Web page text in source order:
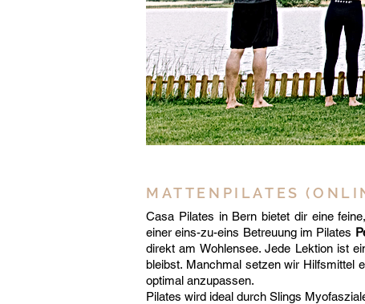
MATTENPILATES
Casa Pilates in Bern bietet dir eine
einer eins-zu-eins Betreuung im Pilates
direkt am Wohlensee. Jede Lektion ist
bleibst. Manchmal setzen wir Hilfsmittel
optimal anzupassen.
Pilates wird ideal durch Slings